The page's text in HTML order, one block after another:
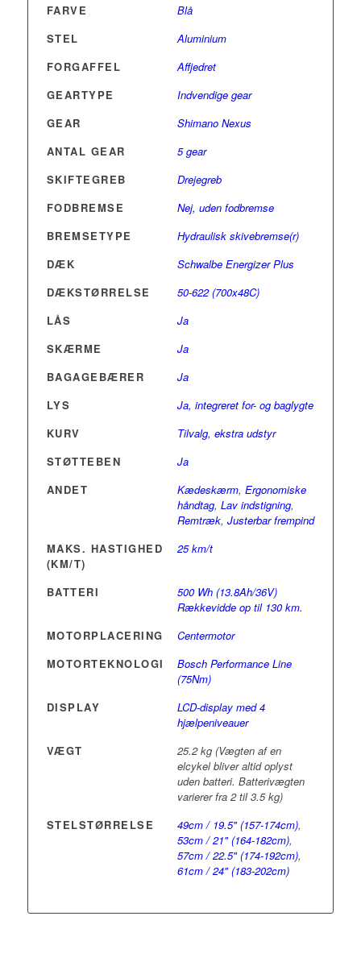
FARVE
Blå
STEL
Aluminium
FORGAFFEL
Affjedret
GEARTYPE
Indvendige gear
GEAR
Shimano Nexus
ANTAL GEAR
5 gear
SKIFTEGREB
Drejegreb
FODBREMSE
Nej, uden fodbremse
BREMSETYPE
Hydraulisk skivebremse(r)
DÆK
Schwalbe Energizer Plus
DÆKSTØRRELSE
50-622 (700x48C)
LÅS
Ja
SKÆRME
Ja
BAGAGEBÆRER
Ja
LYS
Ja, integreret for- og baglygte
KURV
Tilvalg, ekstra udstyr
STØTTEBEN
Ja
ANDET
Kædeskærm, Ergonomiske
håndtag, Lav indstigning,
Remtræk, Justerbar frempind
MAKS. HASTIGHED
(KM/T)
25 km/t
BATTERI
500 Wh (13.8Ah/36V)
Rækkevidde op til 130 km.
MOTORPLACERING
Centermotor
MOTORTEKNOLOGI
Bosch Performance Line
(75Nm)
DISPLAY
LCD-display med 4
hjælpeniveauer
VÆGT
25.2 kg (Vægten af en
elcykel bliver altid oplyst
uden batteri. Batterivægten
varierer fra 2 til 3.5 kg)
STELSTØRRELSE
49cm / 19.5" (157-174cm),
53cm / 21" (164-182cm),
57cm / 22.5" (174-192cm),
61cm / 24" (183-202cm)